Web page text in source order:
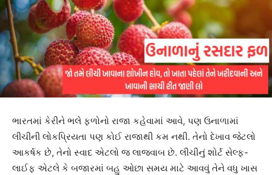
ભારતમાં કેરીને ભલે ફળોનો રાજા કહેવામાં આવે, પણ ઉનાળામાં
લીચીની લોકપ્રિયતા પણ કોઈ રાજાથી કમ નથી. તેનો દેખાવ જેટલો
આકર્ષક છે, તેનો સ્વાદ એટલો જ લાજવાબ છે. લીચીનું શોર્ટ સેલ્ફ-
લાઈફ એટલે કે બજારમાં બહુ ઓછા સમય માટે આવવું તેને વધુ ખાસ